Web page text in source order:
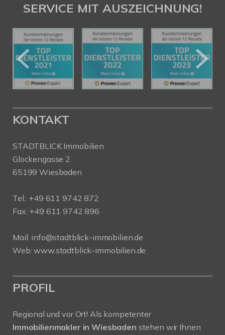
SERVICE MIT AUSZEICHNUNG!
KONTAKT
STADTBLICK Immobilien
Glockengasse 2
65199 Wiesbaden
Tel.: +49 611 9742 872
Fax: +49 611 9742 896
Mail: info@stadtblick-immobilien.de
Web:www.stadtblick-immobilien.de
PROFIL
Regional und vor Ort! Als kompetenter
Immobilienmakler in Wiesbaden stehen wir Ihnen